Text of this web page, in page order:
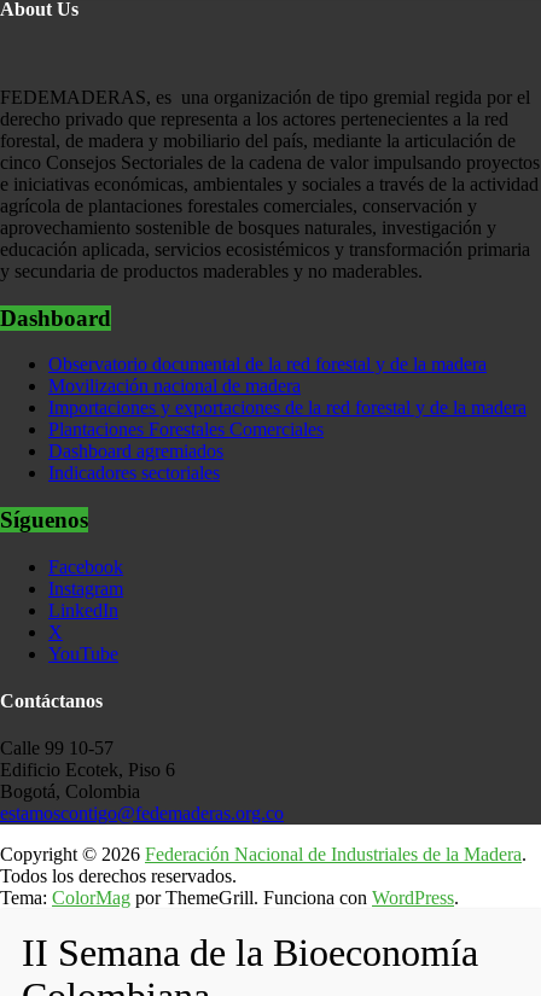
About Us
FEDEMADERAS, es una organización de tipo gremial regida por el
derecho privado que representa a los actores pertenecientes a la red
forestal, de madera y mobiliario del país, mediante la articulación de
cinco Consejos Sectoriales de la cadena de valor impulsando proyectos
e iniciativas económicas, ambientales y sociales a través de la actividad
agrícola de plantaciones forestales comerciales, conservación y
aprovechamiento sostenible de bosques naturales, investigación y
educación aplicada, servicios ecosistémicos y transformación primaria
y secundaria de productos maderables y no maderables.
Dashboard
Observatorio documental de la red forestal y de la madera
Movilización nacional de madera
Importaciones y exportaciones de la red forestal y de la madera
Plantaciones Forestales Comerciales
Dashboard agremiados
Indicadores sectoriales
Síguenos
Facebook
Instagram
LinkedIn
X
YouTube
Contáctanos
Calle 99 10-57
Edificio Ecotek, Piso 6
Bogotá, Colombia
estamoscontigo@fedemaderas.org.co
Copyright © 2026 Federación Nacional de Industriales de la Madera.
Todos los derechos reservados.
Tema: ColorMag por ThemeGrill. Funciona con WordPress.
II Semana de la Bioeconomía